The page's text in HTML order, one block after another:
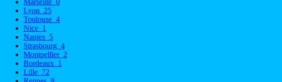
Lyon 25
Toulouse 4
Nice 1
Nantes 5
Strasbourg 4
Montpellier 2
Bordeaux 1
Lille 72